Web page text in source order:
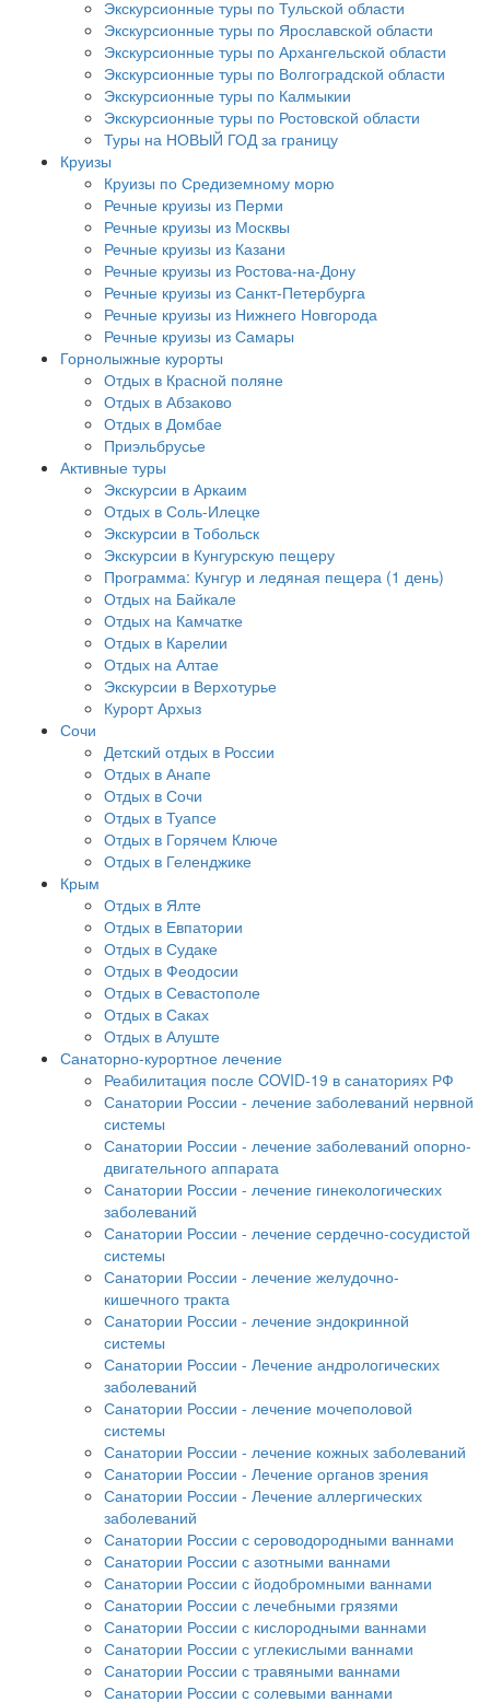
Экскурсионные туры по Тульской области
Экскурсионные туры по Ярославской области
Экскурсионные туры по Архангельской области
Экскурсионные туры по Волгоградской области
Экскурсионные туры по Калмыкии
Экскурсионные туры по Ростовской области
Туры на НОВЫЙ ГОД за границу
Круизы
Круизы по Средиземному морю
Речные круизы из Перми
Речные круизы из Москвы
Речные круизы из Казани
Речные круизы из Ростова-на-Дону
Речные круизы из Санкт-Петербурга
Речные круизы из Нижнего Новгорода
Речные круизы из Самары
Горнолыжные курорты
Отдых в Красной поляне
Отдых в Абзаково
Отдых в Домбае
Приэльбрусье
Активные туры
Экскурсии в Аркаим
Отдых в Соль-Илецке
Экскурсии в Тобольск
Экскурсии в Кунгурскую пещеру
Программа: Кунгур и ледяная пещера (1 день)
Отдых на Байкале
Отдых на Камчатке
Отдых в Карелии
Отдых на Алтае
Экскурсии в Верхотурье
Курорт Архыз
Сочи
Детский отдых в России
Отдых в Анапе
Отдых в Сочи
Отдых в Туапсе
Отдых в Горячем Ключе
Отдых в Геленджике
Крым
Отдых в Ялте
Отдых в Евпатории
Отдых в Судаке
Отдых в Феодосии
Отдых в Севастополе
Отдых в Саках
Отдых в Алуште
Санаторно-курортное лечение
Реабилитация после COVID-19 в санаториях РФ
Санатории России - лечение заболеваний нервной
системы
Санатории России - лечение заболеваний опорно-
двигательного аппарата
Санатории России - лечение гинекологических
заболеваний
Санатории России - лечение сердечно-сосудистой
системы
Санатории России - лечение желудочно-
кишечного тракта
Санатории России - лечение эндокринной
системы
Санатории России - Лечение андрологических
заболеваний
Санатории России - лечение мочеполовой
системы
Санатории России - лечение кожных заболеваний
Санатории России - Лечение органов зрения
Санатории России - Лечение аллергических
заболеваний
Санатории России с сероводородными ваннами
Санатории России с азотными ваннами
Санатории России с йодобромными ваннами
Санатории России с лечебными грязями
Санатории России с кислородными ваннами
Санатории России с углекислыми ваннами
Санатории России с травяными ваннами
Санатории России с солевыми ваннами